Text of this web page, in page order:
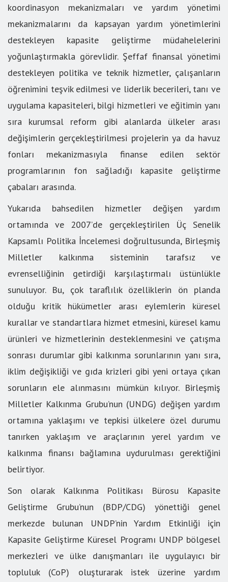
koordinasyon mekanizmaları ve yardım yönetimi
mekanizmalarını da kapsayan yardım yönetimlerini
destekleyen kapasite geliştirme müdahelelerini
yoğunlaştırmakla görevlidir. Şeffaf finansal yönetimi
destekleyen politika ve teknik hizmetler, çalışanların
öğrenimini teşvik edilmesi ve liderlik becerileri, tanı ve
uygulama kapasiteleri, bilgi hizmetleri ve eğitimin yanı
sıra kurumsal reform gibi alanlarda ülkeler arası
değişimlerin gerçekleştirilmesi projelerin ya da havuz
fonları mekanizmasıyla finanse edilen sektör
programlarının fon sağladığı kapasite geliştirme
çabaları arasında.
Yukarıda bahsedilen hizmetler değişen yardım
ortamında ve 2007’de gerçekleştirilen Üç Senelik
Kapsamlı Politika İncelemesi doğrultusunda, Birleşmiş
Milletler kalkınma sisteminin tarafsız ve
evrenselliğinin getirdiği karşılaştırmalı üstünlükle
sunuluyor. Bu, çok taraflılık özelliklerin ön planda
olduğu kritik hükümetler arası eylemlerin küresel
kurallar ve standartlara hizmet etmesini, küresel kamu
ürünleri ve hizmetlerinin desteklenmesini ve çatışma
sonrası durumlar gibi kalkınma sorunlarının yanı sıra,
iklim değişikliği ve gıda krizleri gibi yeni ortaya çıkan
sorunların ele alınmasını mümkün kılıyor. Birleşmiş
Milletler Kalkınma Grubu’nun (UNDG) değişen yardım
ortamına yaklaşımı ve tepkisi ülkelere özel durumu
tanırken yaklaşım ve araçlarının yerel yardım ve
kalkınma finansı bağlamına uydurulması gerektiğini
belirtiyor.
Son olarak Kalkınma Politikası Bürosu Kapasite
Geliştirme Grubu’nun (BDP/CDG) yönettiği genel
merkezde bulunan UNDP’nin Yardım Etkinliği için
Kapasite Geliştirme Küresel Programı UNDP bölgesel
merkezleri ve ülke danışmanları ile uygulayıcı bir
topluluk (CoP) oluşturarak istek üzerine yardım